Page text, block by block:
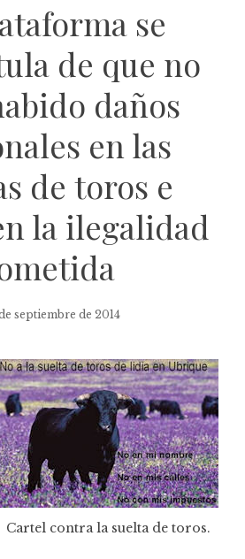
se
de que no
daños
en las
de toros e
la ilegalidad
septiembre de 2014
Cartel contra la suelta de toros.